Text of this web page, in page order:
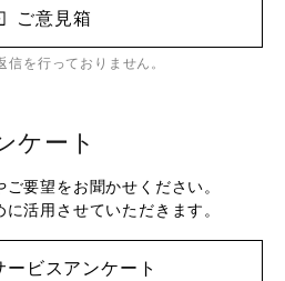
ご意見箱
を行っておりません。
ケート
要望をお聞かせください。
活用させていただきます。
ービスアンケート